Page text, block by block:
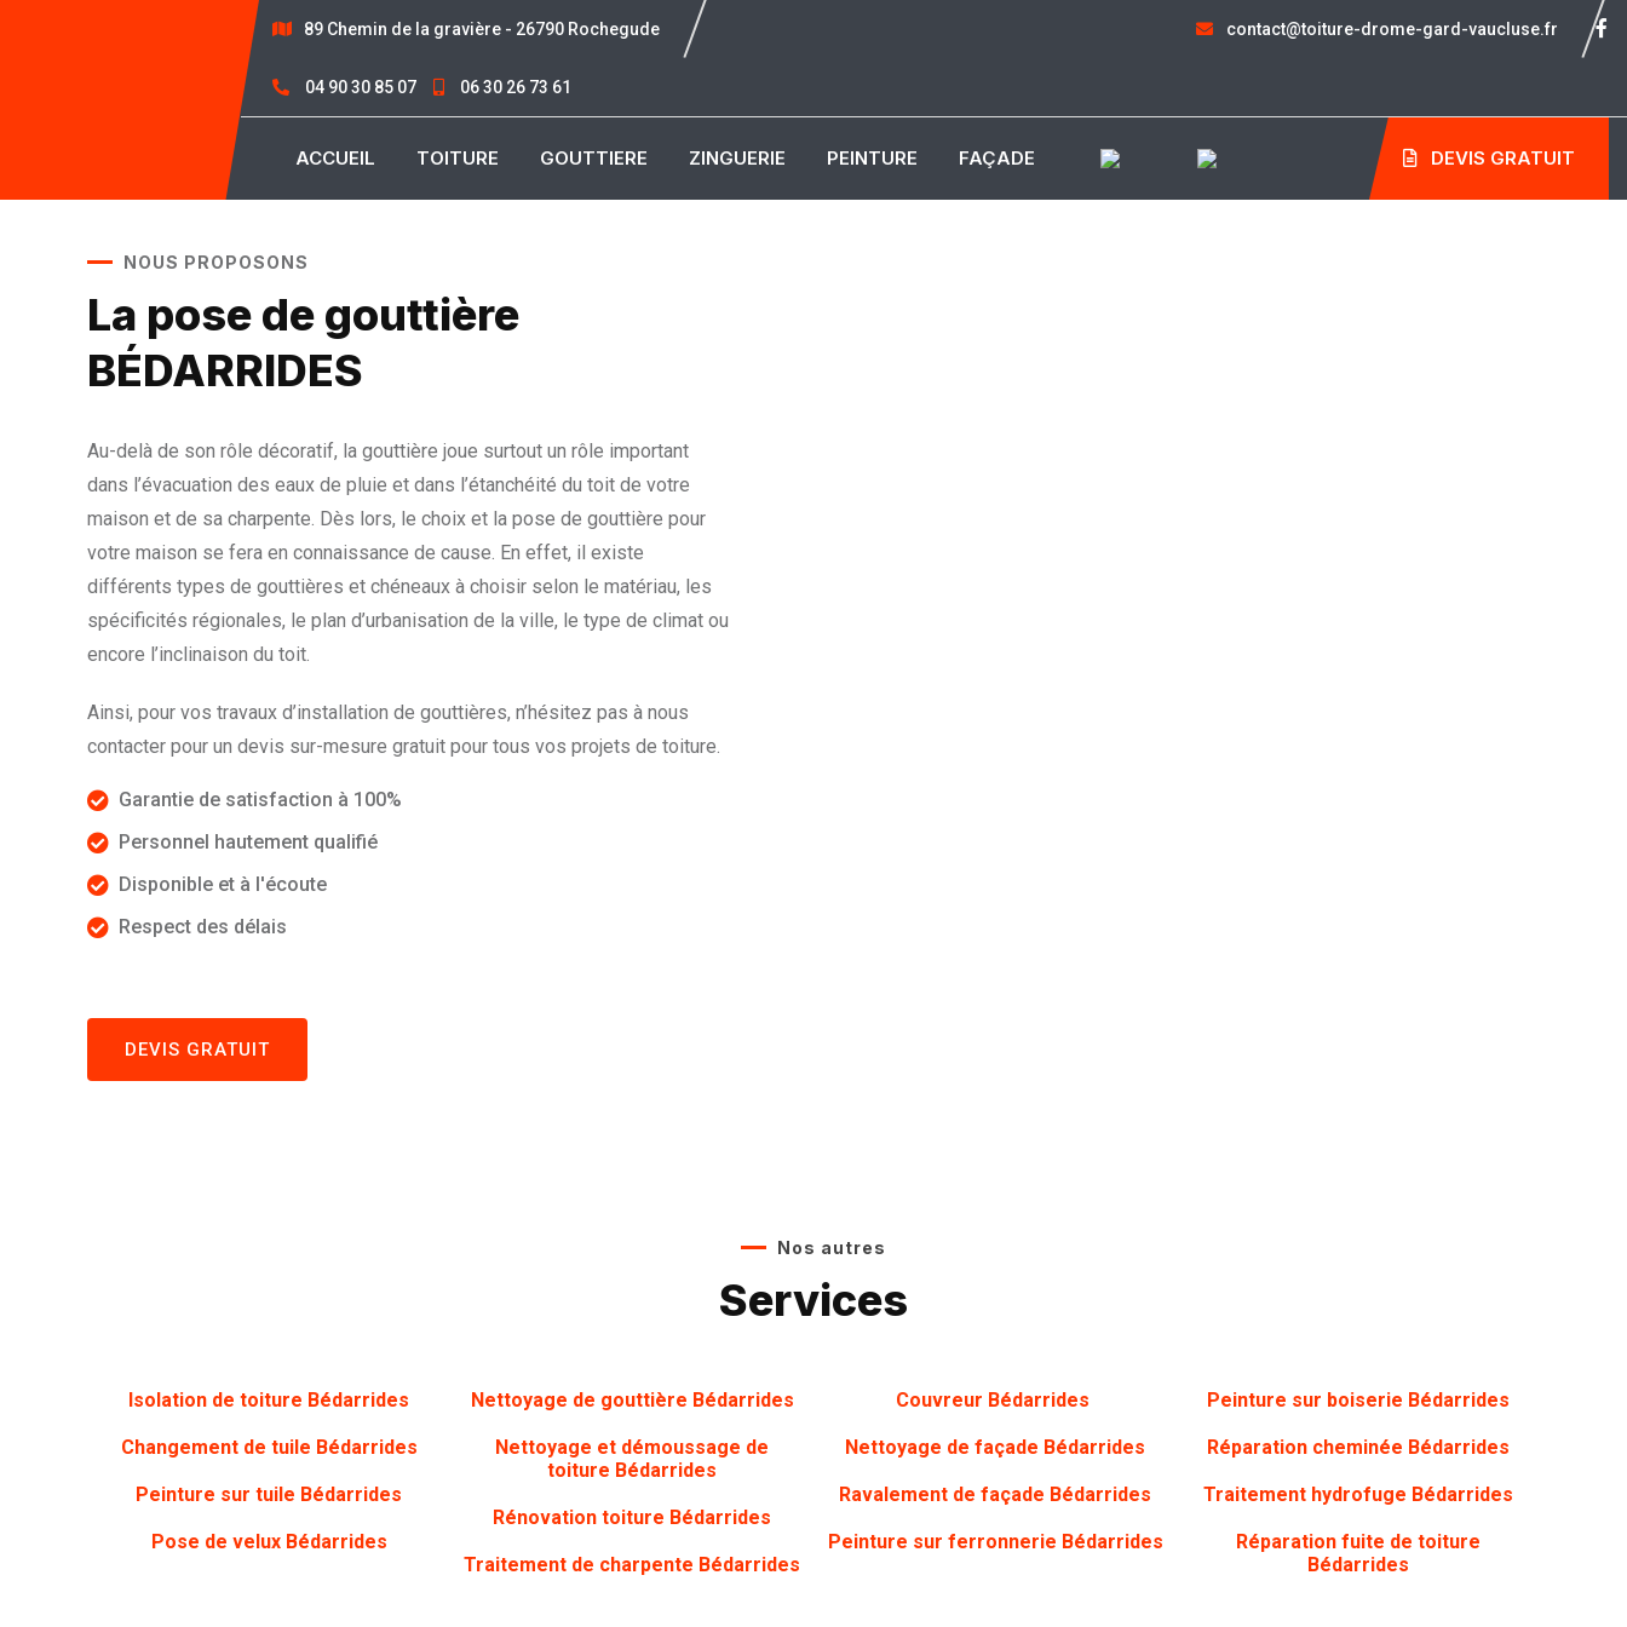
89 Chemin de la gravière - 26790 Rochegude
04 90 30 85 07 06 30 26 73 61
contact@toiture-drome-gard-vaucluse.fr
ACCUEIL TOITURE GOUTTIERE ZINGUERIE PEINTURE FAÇADE DEVIS GRATUIT
NOUS PROPOSONS
La pose de gouttière
BÉDARRIDES
Au-delà de son rôle décoratif, la gouttière joue surtout un rôle important
dans l’évacuation des eaux de pluie et dans l’étanchéité du toit de votre
maison et de sa charpente. Dès lors, le choix et la pose de gouttière pour
votre maison se fera en connaissance de cause. En effet, il existe
différents types de gouttières et chéneaux à choisir selon le matériau, les
spécificités régionales, le plan d’urbanisation de la ville, le type de climat ou
encore l’inclinaison du toit.
Ainsi, pour vos travaux d’installation de gouttières, n’hésitez pas à nous
contacter pour un devis sur-mesure gratuit pour tous vos projets de toiture.
Garantie de satisfaction à 100%
Personnel hautement qualifié
Disponible et à l'écoute
Respect des délais
DEVIS GRATUIT
Nos autres
Services
Isolation de toiture Bédarrides
Changement de tuile Bédarrides
Peinture sur tuile Bédarrides
Pose de velux Bédarrides
Nettoyage de gouttière Bédarrides
Nettoyage et démoussage de
toiture Bédarrides
Rénovation toiture Bédarrides
Traitement de charpente Bédarrides
Couvreur Bédarrides
Nettoyage de façade Bédarrides
Ravalement de façade Bédarrides
Peinture sur ferronnerie Bédarrides
Peinture sur boiserie Bédarrides
Réparation cheminée Bédarrides
Traitement hydrofuge Bédarrides
Réparation fuite de toiture
Bédarrides